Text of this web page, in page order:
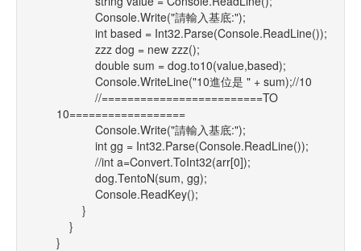
Console.Write("請輸入基底:");
int based = Int32.Parse(Console.ReadLine());
zzz dog = new zzz();
double sum = dog.to10(value,based);
Console.WriteLine("10進位是 " + sum);//10
//=========================TO
10==================
Console.Write("請輸入基底:");
int gg = Int32.Parse(Console.ReadLine());
//int a=Convert.ToInt32(arr[0]);
dog.TentoN(sum, gg);
Console.ReadKey();
}
}
}